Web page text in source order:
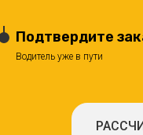
Подтвердите
Водитель уже в пути